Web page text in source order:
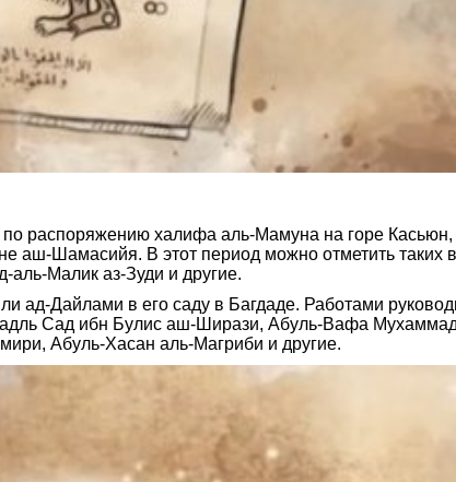
распоряжению халифа аль-Мамуна на горе
аш-Шамасийя. В этот период можно отметить таких
Малик аз-Зуди и другие.
ад-Дайлами в его саду в Багдаде. Работами
Сад ибн Булис аш-Ширази, Абуль-Вафа
Абуль-Хасан аль-Магриби и другие.